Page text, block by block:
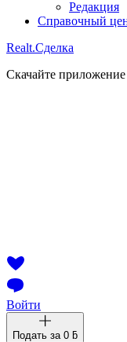
Редакция
Справочный
Realt.Сделка
Скачайте
Войти
Подать за 0 ƃ